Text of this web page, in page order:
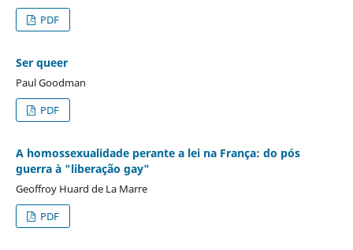
PDF
Ser queer
Paul Goodman
PDF
A homossexualidade perante a lei na França: do pós
guerra à "liberação gay"
Geoffroy Huard de La Marre
PDF